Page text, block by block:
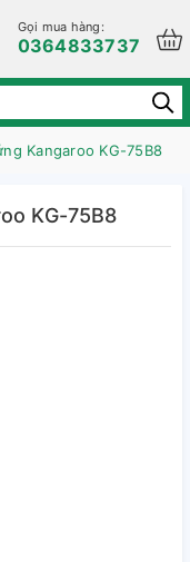
Gọi mua hàng:
0364833737
Kangaroo KG-75B8
KG-75B8